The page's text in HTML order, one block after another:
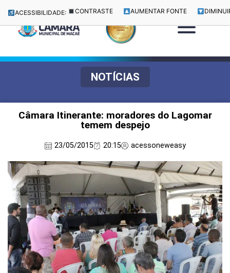
ACESSIBILIDADE: CONTRASTE AUMENTAR FONTE
NOTÍCIAS
Câmara Itinerante: moradores do Lagomar
temem despejo
23/05/2015 20:15 acessoneweasy